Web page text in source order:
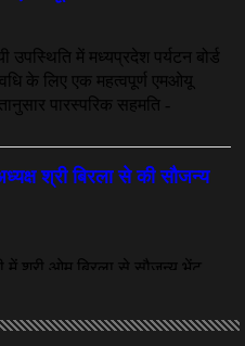
का लोक कला जगत
2026